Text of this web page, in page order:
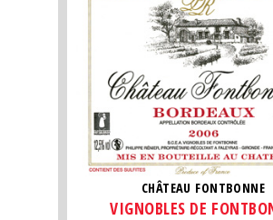
CHÂTEAU FONTBONNE
VIGNOBLES DE